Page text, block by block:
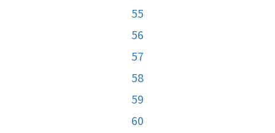
55
56
57
58
59
60